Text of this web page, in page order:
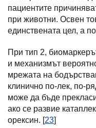
пациентите
при животни. Освен
единствената цел, а
При тип 2,
и механизмът
мрежата на
клинично по-лек, по-
може да бъде
ако се развие
орексин. [23]